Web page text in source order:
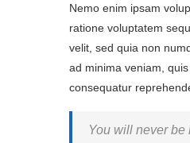
Nemo enim ipsam
ratione voluptatem
velit, sed quia non
ad minima veniam,
consequatur
You will never